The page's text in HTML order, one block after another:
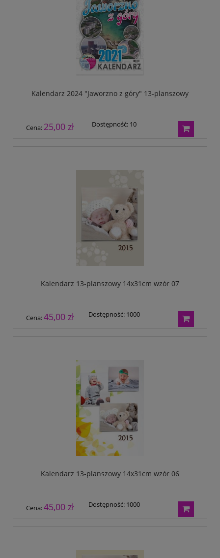
Kalendarz 2024 "Jaworzno z góry" 13-planszowy
Cena: 25,00 zł Dostępność: 10
Kalendarz 13-planszowy 14x31cm wzór 07
Cena:45,00 zł Dostępność: 1000
Kalendarz 13-planszowy 14x31cm wzór 06
Cena:45,00 zł Dostępność: 1000